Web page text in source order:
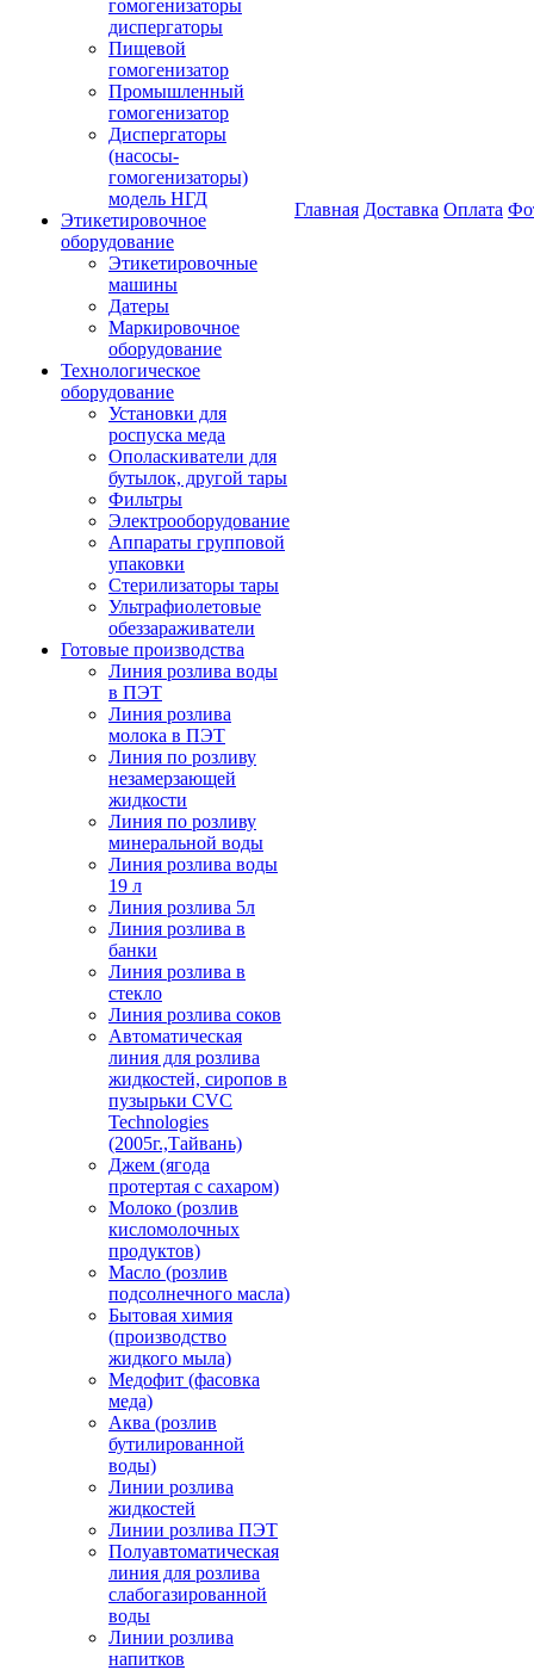
гомогенизаторы
диспергаторы
Пищевой
гомогенизатор
Промышленный
гомогенизатор
Диспергаторы
(насосы-
гомогенизаторы)
модель НГД
Этикетировочное
оборудование
Этикетировочные
машины
Датеры
Маркировочное
оборудование
Технологическое
оборудование
Установки для
роспуска меда
Ополаскиватели для
бутылок, другой тары
Фильтры
Электрооборудование
Аппараты групповой
упаковки
Стерилизаторы тары
Ультрафиолетовые
обеззараживатели
Готовые производства
Линия розлива воды
в ПЭТ
Линия розлива
молока в ПЭТ
Линия по розливу
незамерзающей
жидкости
Линия по розливу
минеральной воды
Линия розлива воды
19 л
Линия розлива 5л
Линия розлива в
банки
Линия розлива в
стекло
Линия розлива соков
Автоматическая
линия для розлива
жидкостей, сиропов в
пузырьки CVC
Technologies
(2005г.,Тайвань)
Джем (ягода
протертая с сахаром)
Молоко (розлив
кисломолочных
продуктов)
Масло (розлив
подсолнечного масла)
Бытовая химия
(производство
жидкого мыла)
Медофит (фасовка
меда)
Аква (розлив
бутилированной
воды)
Линии розлива
жидкостей
Линии розлива ПЭТ
Полуавтоматическая
линия для розлива
слабогазированной
воды
Линии розлива
напитков
Главная Доставка Оплата